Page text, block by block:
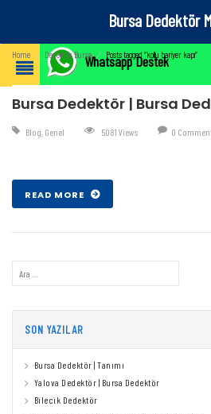
Bursa Dedektör
Whatsapp Destek
Home ⁄ Dedektör Bursa ⁄ Posts tagged “kollu bariyer kapı”
Bursa Dedektör | Bursa
Blog, Genel 5081 Views 0
READ MORE
SON YAZILAR
Bursa Dedektör | Tanımı
Yalova Dedektör | Bursa Dedektör
Bilecik Dedektör